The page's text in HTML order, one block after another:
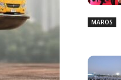
MAROS